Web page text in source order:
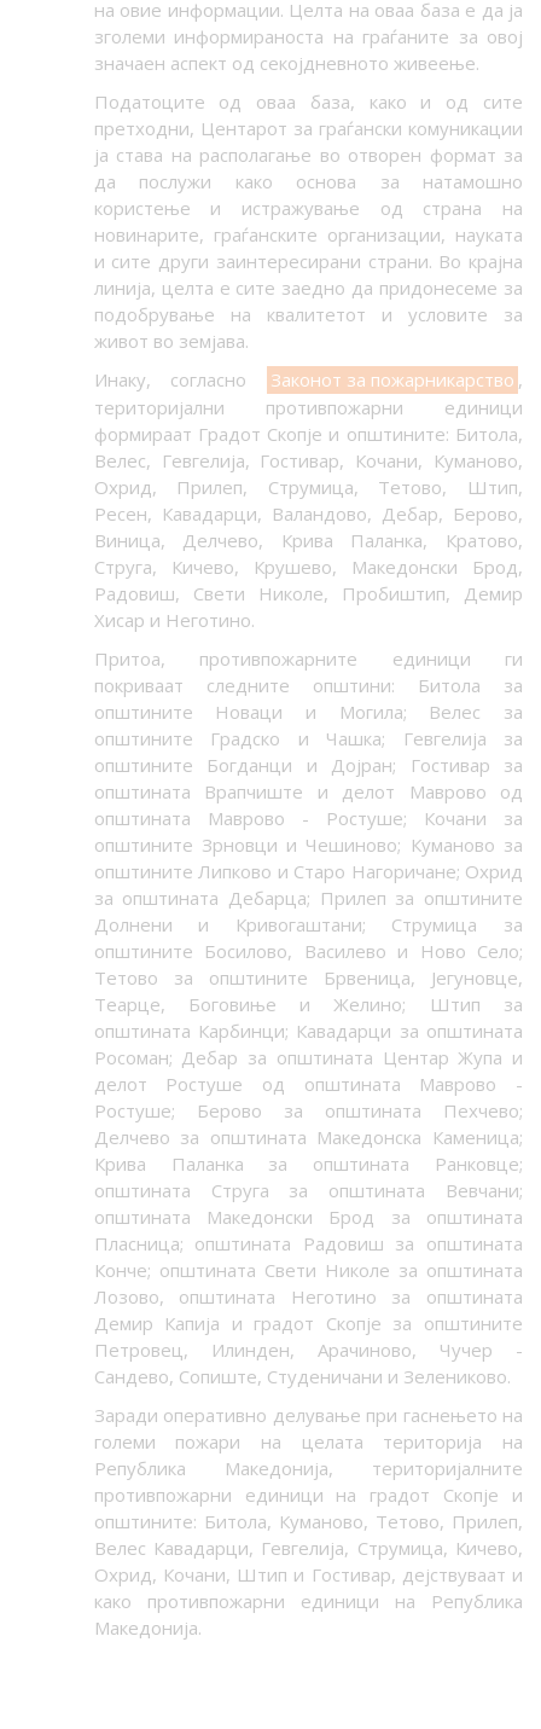
на овие информации. Целта на оваа база е да ја
зголеми информираноста на граѓаните за овој
значаен аспект од секојдневното живеење.
Податоците од оваа база, како и од сите
претходни, Центарот за граѓански комуникации
ја става на располагање во отворен формат за
да послужи како основа за натамошно
користење и истражување од страна на
новинарите, граѓанските организации, науката
и сите други заинтересирани страни. Во крајна
линија, целта е сите заедно да придонесеме за
подобрување на квалитетот и условите за
живот во земјава.
Инаку, согласно
Законот за пожарникарство ,
територијални противпожарни единици
формираат Градот Скопје и општините: Битола,
Велес, Гевгелија, Гостивар, Кочани, Куманово,
Охрид, Прилеп, Струмица, Тетово, Штип,
Ресен, Кавадарци, Валандово, Дебар, Берово,
Виница, Делчево, Крива Паланка, Кратово,
Струга, Кичево, Крушево, Македонски Брод,
Радовиш, Свети Николе, Пробиштип, Демир
Хисар и Неготино.
Притоа, противпожарните единици ги
покриваат следните општини: Битола за
општините Новаци и Могила; Велес за
општините Градско и Чашка; Гевгелија за
општините Богданци и Дојран; Гостивар за
општината Врапчиште и делот Маврово од
општината Маврово - Ростуше; Кочани за
општините Зрновци и Чешиново; Кумaново за
општините Липково и Старо Нагоричане; Охрид
за општината Дебарца; Прилеп за општините
Долнени и Кривогаштани; Струмица за
општините Босилово, Василево и Ново Село;
Тетово за општините Брвеница, Јегуновце,
Теарце, Боговиње и Желино; Штип за
општината Карбинци; Кавадарци за општината
Росоман; Дебар за општината Центар Жупа и
делот Ростуше од општината Маврово -
Ростуше; Берово за општината Пехчево;
Делчево за општината Македонска Каменица;
Крива Паланка за општината Ранковце;
општината Струга за општината Вевчани;
општината Македонски Брод за општината
Пласница; општината Радовиш за општината
Конче; општината Свети Николе за општината
Лозово, општината Неготино за општината
Демир Капија и градот Скопје за општините
Петровец, Илинден, Арачиново, Чучер -
Сандево, Сопиште, Студеничани и Зелениково.
Заради оперативно делување при гаснењето на
големи пожари на целата територија на
Република Македонија, територијалните
противпожарни единици на градот Скопје и
општините: Битола, Куманово, Тетово, Прилеп,
Велес Кавадарци, Гевгелија, Струмица, Кичево,
Охрид, Кочани, Штип и Гостивар, дејствуваат и
како противпожарни единици на Република
Македонија.